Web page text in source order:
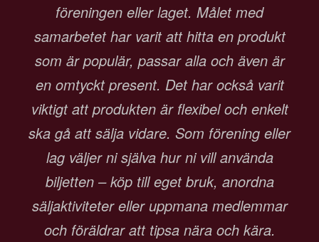
föreningen eller laget. Målet med
samarbetet har varit att hitta en produkt
som är populär, passar alla och även är
en omtyckt present. Det har också varit
viktigt att produkten är flexibel och enkelt
ska gå att sälja vidare. Som förening eller
lag väljer ni själva hur ni vill använda
biljetten – köp till eget bruk, anordna
säljaktiviteter eller uppmana medlemmar
och föräldrar att tipsa nära och kära.